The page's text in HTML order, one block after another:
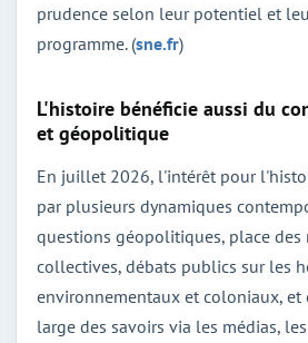
prudence selon leur potentiel et
programme. (sne.fr)
L'histoire bénéficie aussi du
et géopolitique
En juillet 2026, l'intérêt pour
par plusieurs dynamiques
questions géopolitiques, place des
collectives, débats publics sur les
environnementaux et coloniaux,
large des savoirs via les médias,